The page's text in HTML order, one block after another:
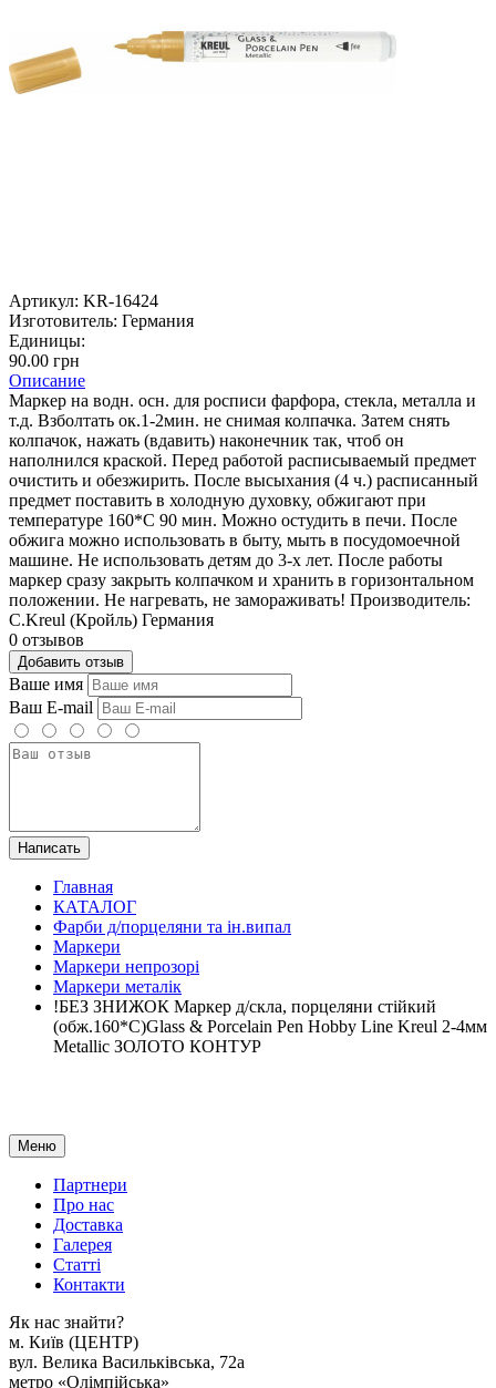
Артикул: KR-16424
Изготовитель: Германия
Единицы:
90.00 грн
Описание
Маркер на водн. осн. для росписи фарфора, стекла, металла и
т.д. Взболтать ок.1-2мин. не снимая колпачка. Затем снять
колпачок, нажать (вдавить) наконечник так, чтоб он
наполнился краской. Перед работой расписываемый предмет
очистить и обезжирить. После высыхания (4 ч.) расписанный
предмет поставить в холодную духовку, обжигают при
температуре 160*C 90 мин. Можно остудить в печи. После
обжига можно использовать в быту, мыть в посудомоечной
машине. Не использовать детям до 3-х лет. После работы
маркер сразу закрыть колпачком и хранить в горизонтальном
положении. Не нагревать, не замораживать! Производитель:
С.Kreul (Кройль) Германия
0 отзывов
Добавить отзыв
Ваше имя
Ваш E-mail
Написать
Главная
КАТАЛОГ
Фарби д/порцеляни та ін.випал
Маркери
Маркери непрозорі
Маркери металік
!БЕЗ ЗНИЖОК Маркер д/скла, порцеляни стійкий
(обж.160*С)Glass & Porcelain Pen Hobby Line Kreul 2-4мм
Metallic ЗОЛОТО КОНТУР
Меню
Партнери
Про нас
Доставка
Галерея
Статтi
Контакти
Як наc знайти?
м. Киïв (ЦЕНТР)
вул. Велика Васильківська, 72а
метро «Олімпійська»